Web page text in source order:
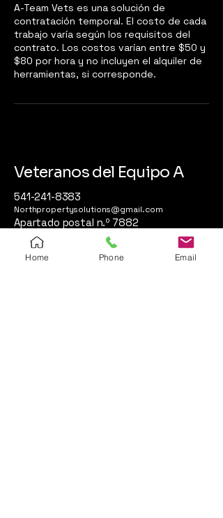
A-Team Vets es una solución de
contratación temporal. El costo de cada
trabajo varía según los requisitos del
contrato. Los costos varían entre $50 y
$80 por hora y no incluyen el alquiler de
herramientas, si corresponde.
Veteranos del Equipo A
541-241-8383
Northpropertysolutions@gmail.com
Apartado postal n.º 7882
Bend, OR 97708
Home Phone Email